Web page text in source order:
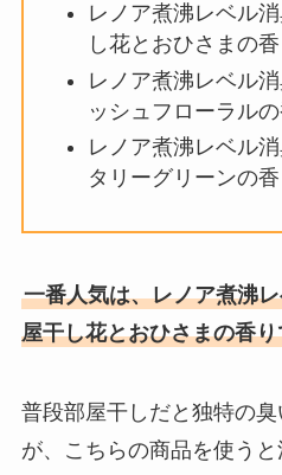
る？ダ
場所を
ピクジ
える？
【メニ
てない
商品も
食紅は
レノア煮沸レベル
し花とおひさまの香
レノア煮沸レベル
ッシュフローラルの
レノア煮沸レベル
タリーグリーンの香
一番人気は、レノア煮沸
屋干し花とおひさまの香
普段部屋干しだと独特の
が、こちらの商品を使うと